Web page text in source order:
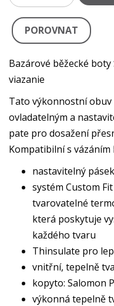
POROVNAT
Bazárové běžecké boty
viazanie
Tato výkonnostní obuv
ovladatelným a
pate pro dosažení
Kompatibilní s
nastavitelný
systém Custom
tvarovatelné
která poskytuje
každého tvaru
Thinsulate pro
vnitřní, tepelně
kopyto: Salomon
výkonná tepelně